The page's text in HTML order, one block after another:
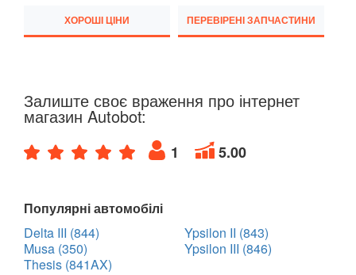
ХОРОШІ ЦІНИ ПЕРЕВІРЕНІ ЗАПЧАСТИНИ
Залиште своє враження про інтернет
магазин Autobot:
1 5.00
Популярні автомобілі
Delta III (844)
Musa (350)
Thesis (841AX)
Ypsilon II (843)
Ypsilon III (846)